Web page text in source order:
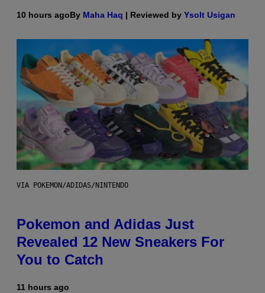
10 hours agoBy Maha Haq | Reviewed by Ysolt Usigan
VIA POKEMON/ADIDAS/NINTENDO
Pokemon and Adidas Just
Revealed 12 New Sneakers For
You to Catch
11 hours ago